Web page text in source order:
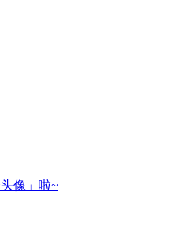
像」啦~